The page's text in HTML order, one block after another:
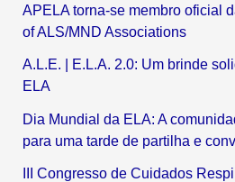
APELA torna-se membro oficial
of ALS/MND Associations
A.L.E. | E.L.A. 2.0: Um brinde
ELA
Dia Mundial da ELA: A
para uma tarde de partilha e
III Congresso de Cuidados